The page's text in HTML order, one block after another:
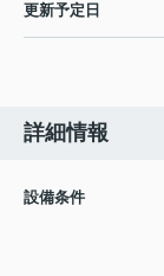
更新予定日
詳細情報
設備条件